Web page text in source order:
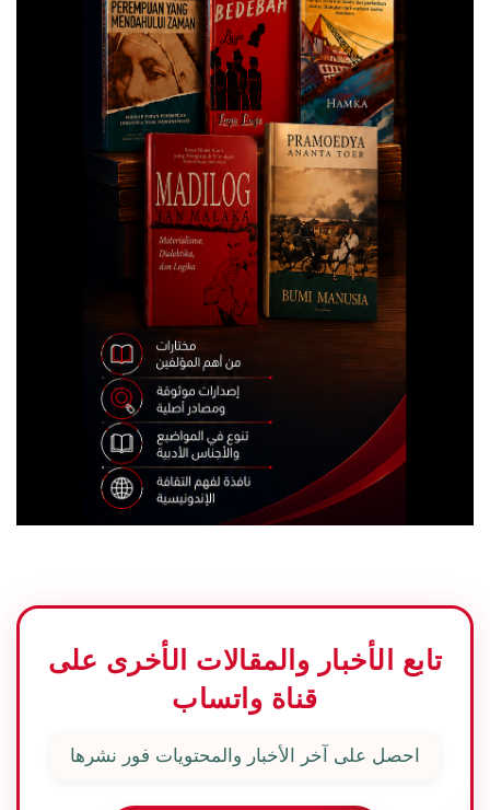
تابع الأخبار والمقالات الأخرى على
قناة واتساب
احصل على آخر الأخبار والمحتويات فور نشرها